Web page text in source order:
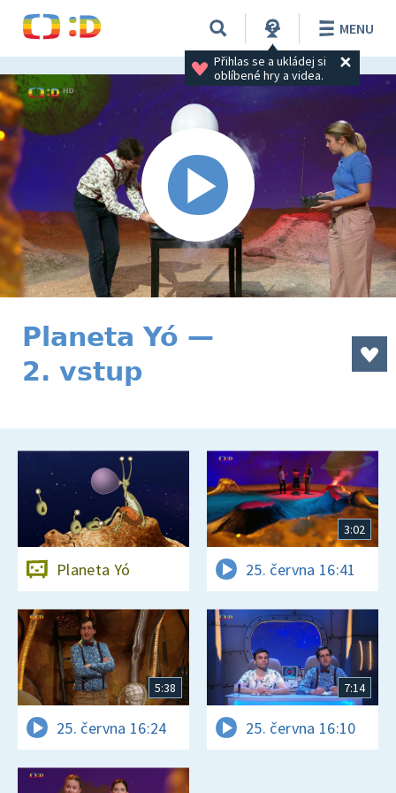
Přihlas se a ukládej si
oblíbené hry a videa.
MENU
Planeta Yó —
2. vstup
Planeta Yó
3:02
25. června 16:41
5:38
25. června 16:24
7:14
25. června 16:10